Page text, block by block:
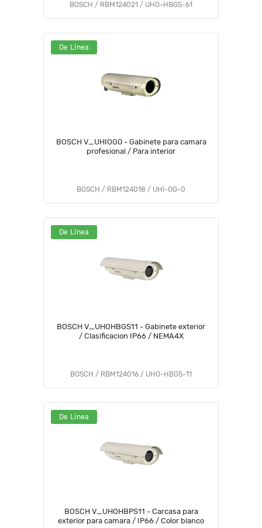
BOSCH / RBM124021 / UHO-HBGS-61
De Línea
BOSCH V_UHIOG0 - Gabinete para camara
profesional / Para interior
BOSCH / RBM124018 / UHI-OG-0
De Línea
BOSCH V_UHOHBGS11 - Gabinete exterior
/ Clasificacion IP66 / NEMA4X
BOSCH / RBM124016 / UHO-HBGS-11
De Línea
BOSCH V_UHOHBPS11 - Carcasa para
exterior para camara / IP66 / Color blanco